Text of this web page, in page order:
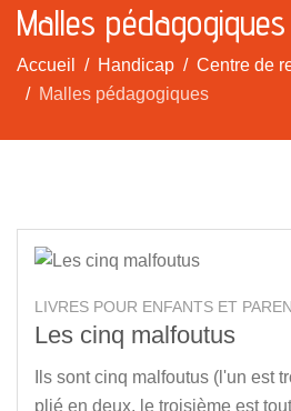
Malles pédagogiques
Accueil Handicap
Centre de
Malles pédagogiques
LIVRES POUR ENFANTS ET
Les cinq malfoutus
Ils sont cinq malfoutus (l'un est
plié en deux, le troisième est